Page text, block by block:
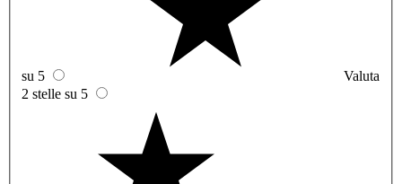
su 5
Valuta
2 stelle su 5